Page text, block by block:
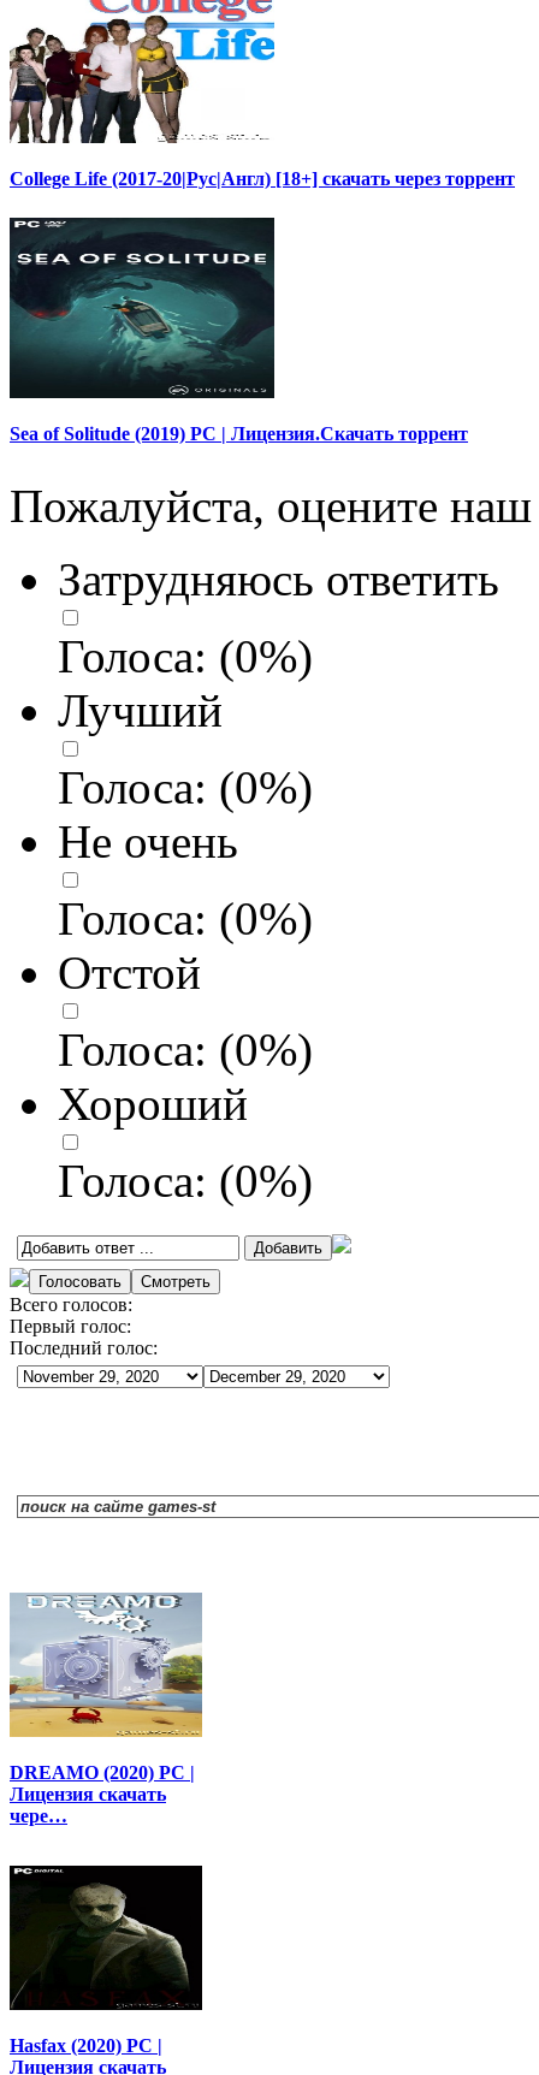
College Life (2017-20|Рус|Англ) [18+] скачать через торрент
Sea of Solitude (2019) PC | Лицензия.Скачать торрент
Пожалуйста, оцените наш
Затрудняюсь ответить
Голоса: (0%)
Лучший
Голоса: (0%)
Не очень
Голоса: (0%)
Отстой
Голоса: (0%)
Хороший
Голоса: (0%)
Всего голосов:
Первый голос:
Последний голос:
DREAMO (2020) PC |
Лицензия скачать
чере…
Hasfax (2020) PC |
Лицензия скачать